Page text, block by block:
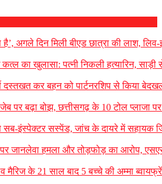
अगले दिन मिली बीएड छात्रा की लाश,
का खुलासा: पत्नी निकली हत्यारिन, साड़ी
दस्तखत कर बहन को पार्टनरशिप से किया
पर बढ़ा बोझ, छत्तीसगढ़ के 10 टोल प्लाजा
सब-इंस्पेक्टर सस्पेंड, जांच के दायरे में सहायक
जानलेवा हमला और तोड़फोड़ का आरोप,
के 21 साल बाद 5 बच्चे की अम्मा